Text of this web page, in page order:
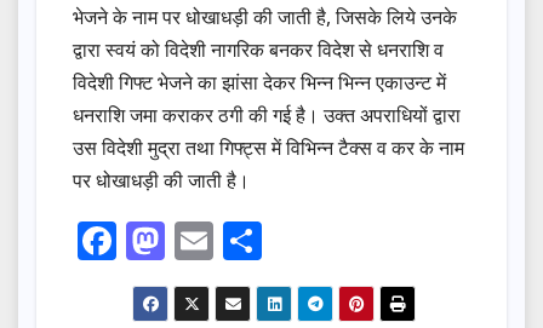
भेजने के नाम पर धोखाधड़ी की जाती है, जिसके लिये उनके
द्वारा स्वयं को विदेशी नागरिक बनकर विदेश से धनराशि व
विदेशी गिफ्ट भेजने का झांसा देकर भिन्न भिन्न एकाउन्ट में
धनराशि जमा कराकर ठगी की गई है। उक्त अपराधियों द्वारा
उस विदेशी मुद्रा तथा गिफ्ट्स में विभिन्न टैक्स व कर के नाम
पर धोखाधड़ी की जाती है।
F
a
M
a
E
m h